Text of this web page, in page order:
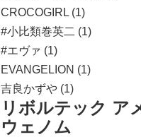
CROCOGIRL (1)
#小比類巻英二 (1)
#エヴァ (1)
EVANGELION (1)
吉良かずや (1)
リボルテック ア
ウェノム